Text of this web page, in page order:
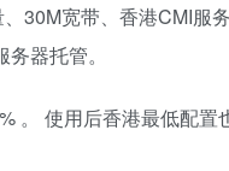
30M宽带、香港CMI
器托管。
。 使用后香港最低配